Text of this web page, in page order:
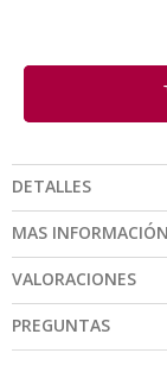
DETALLES
MAS INFORMACIÓN
VALORACIONES
PREGUNTAS